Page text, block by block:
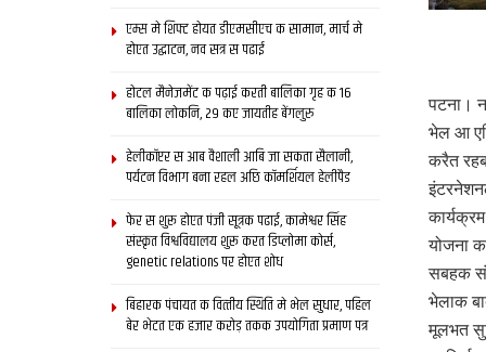
पटना।
भेल आ
करैत
योजना
सबहक
भेलाक
मूलभत
एम्स मे शिफ्ट होयत डीएमसीएच क सामान, मार्च मे
होएत उद्घाटन, नव सत्र स पढाई
होटल मैनेजमेंट क पढ़ाई करती बालिका गृह क 16
बालिका लोकनि, 29 कए जायतीह बेंगलुरु
हेलीकॉप्टर स आब वैशाली आबि जा सकता सैलानी,
पर्यटन विभाग बना रहल अछि कॉमर्शियल हेलीपैड
फेर स शुरू होएत पंजी सूत्रक पढाई, कामेश्वर सिंह
संस्कृत विश्वविद्यालय शुरू करत डिप्लोमा कोर्स,
genetic relations पर होएत शोध
बिहारक पंचायत क वित्‍तीय स्थिति मे भेल सुधार, पहिल
बेर भेटत एक हजार करोड़ तकक उपयोगिता प्रमाण पत्र